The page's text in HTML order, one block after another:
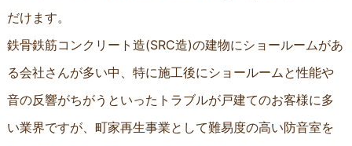
だけます。
鉄骨鉄筋コンクリート造(SRC造)の建物にショールームがあ
る会社さんが多い中、特に施工後にショールームと性能や
音の反響がちがうといったトラブルが戸建てのお客様に多
い業界ですが、町家再生事業として難易度の高い防音室を